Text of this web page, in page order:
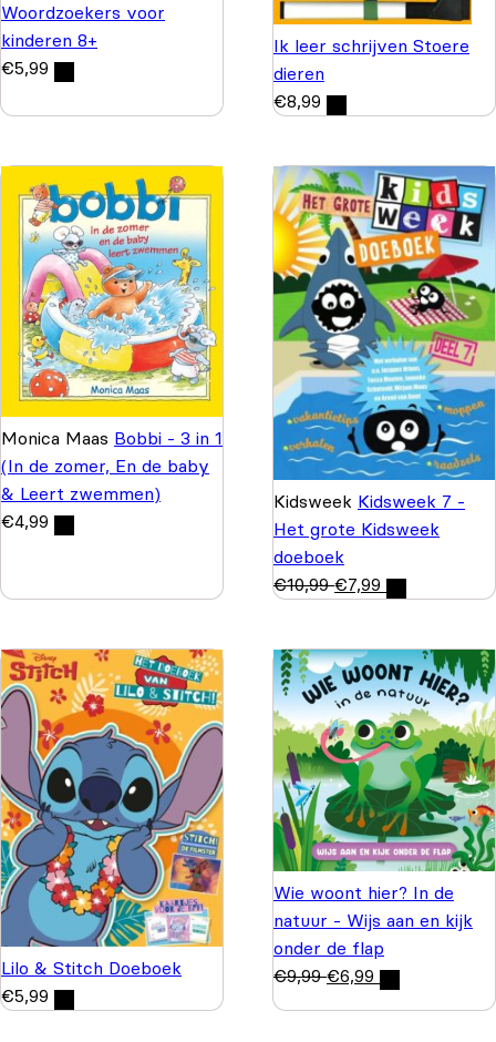
Woordzoekers voor
kinderen 8+
€5,99
Ik leer schrijven Stoere
dieren
€8,99
Monica Maas Bobbi - 3 in 1
(In de zomer, En de baby
& Leert zwemmen)
€4,99
Kidsweek Kidsweek 7 -
Het grote Kidsweek
doeboek
€10,99 €7,99
Lilo & Stitch Doeboek
€5,99
Wie woont hier? In de
natuur - Wijs aan en kijk
onder de flap
€9,99 €6,99